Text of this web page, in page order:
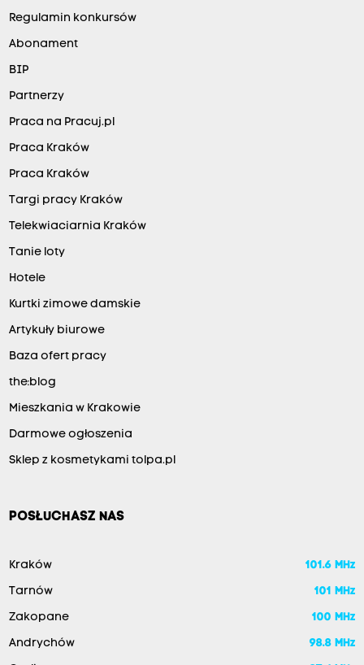
Regulamin konkursów
Abonament
BIP
Partnerzy
Praca na Pracuj.pl
Praca Kraków
Praca Kraków
Targi pracy Kraków
Telekwiaciarnia Kraków
Tanie loty
Hotele
Kurtki zimowe damskie
Artykuły biurowe
Baza ofert pracy
the:blog
Mieszkania w Krakowie
Darmowe ogłoszenia
Sklep z kosmetykami tolpa.pl
POSŁUCHASZ NAS
Kraków 101.6 MHz
Tarnów 101 MHz
Zakopane 100 MHz
Andrychów 98.8 MHz